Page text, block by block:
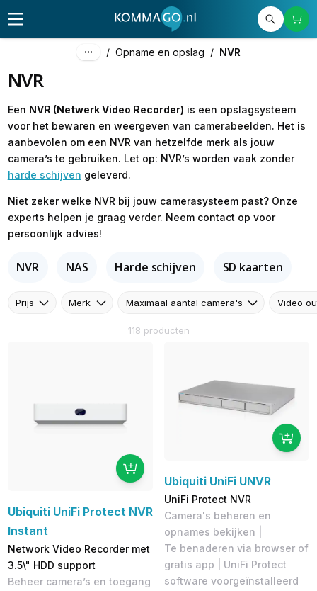
/ Opname en opslag / NVR
NVR
Een NVR (Netwerk Video Recorder) is een opslagsysteem
voor het bewaren en weergeven van camerabeelden. Het is
aanbevolen om een NVR van hetzelfde merk als jouw
camera’s te gebruiken. Let op: NVR’s worden vaak zonder
harde schijven geleverd.
Niet zeker welke NVR bij jouw camerasysteem past? Onze
experts helpen je graag verder. Neem contact op voor
persoonlijk advies!
NVR NAS Harde schijven SD kaarten
Prijs Merk Maximaal aantal camera's Video
118 producten
Ubiquiti UniFi Protect NVR
Instant
Network Video Recorder met
3.5\" HDD support
Beheer camera’s en toegang
Ubiquiti UniFi UNVR
UniFi Protect NVR
Camera's beheren en
opnames bekijken |
Te benaderen via browser of
gratis app | ​UniFi Protect
software voorgeïnstalleerd